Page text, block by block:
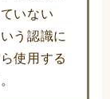
いない
う認識に
使用する